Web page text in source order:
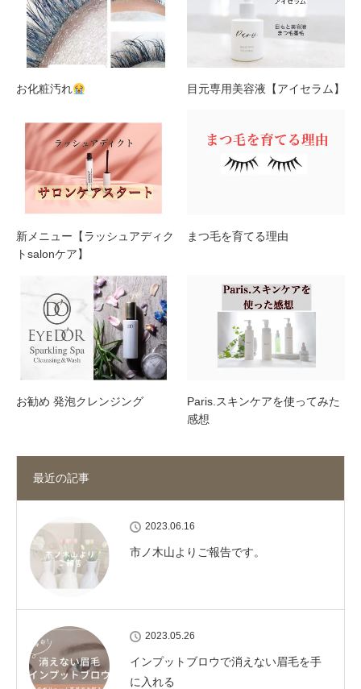
お化粧汚れ 目元専用美容液【アイセラム】
新メニュー【ラッシュアディク
トsalonケア】
まつ毛を育てる理由
お勧め 発泡クレンジング
Paris.スキンケアを使ってみた
感想
最近の記事
2023.06.16
市ノ木山よりご報告です。
2023.05.26
インプットブロウで消えない眉毛を手
に入れる